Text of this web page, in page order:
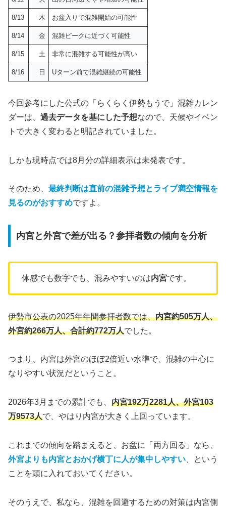
8/13 木 お盆入りで混雑開始の可能性
8/14 金 混雑ピークに近づく可能性
8/15 土 非常に混雑する可能性が高い
8/16 日 Uターン前で混雑継続の可能性
今回参考にした公式の「らくらく伊勢もうで」混雑カレン
ダーは、 過去データを基にした予想なので、天候やイベン
トで大きく変わると明記されていました。
しかも現時点では8月分の詳細表示は未発表です。
そのため、 最終判断は直前の混雑予想とライブ満空情報を
見るのがおすすめですよ。
内宮と外宮で差が出る？参拝者数の傾向を分析
体感でも数字でも、混みやすいのは内宮です。
伊勢市公表の2025年年間参拝者数では、内宮約505万人、
外宮約266万人、合計約772万人でした。
つまり、内宮は外宮のほぼ2倍近い水準で、混雑の中心に
なりやすい状況だということ。
2026年3月までの累計でも、 内宮192万2281人、外宮103
万9573人で、やはり内宮が大きく上回っています。
これまでの傾向を踏まえると、お盆に「両方回る」なら、
外宮よりも内宮とおかげ横丁に人が集中しやすい 、という
ことを頭に入れておいてください。
そのうえで、私なら、混雑を回避するための対策は内宮側